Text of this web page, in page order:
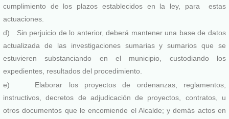
cumplimiento de los plazos establecidos en la ley, para estas
actuaciones.
d) Sin perjuicio de lo anterior, deberá mantener una base de datos
actualizada de las investigaciones sumarias y sumarios que se
estuvieren substanciando en el municipio, custodiando los
expedientes, resultados del procedimiento.
e) Elaborar los proyectos de ordenanzas, reglamentos,
instructivos, decretos de adjudicación de proyectos, contratos, u
otros documentos que le encomiende el Alcalde; y demás actos en